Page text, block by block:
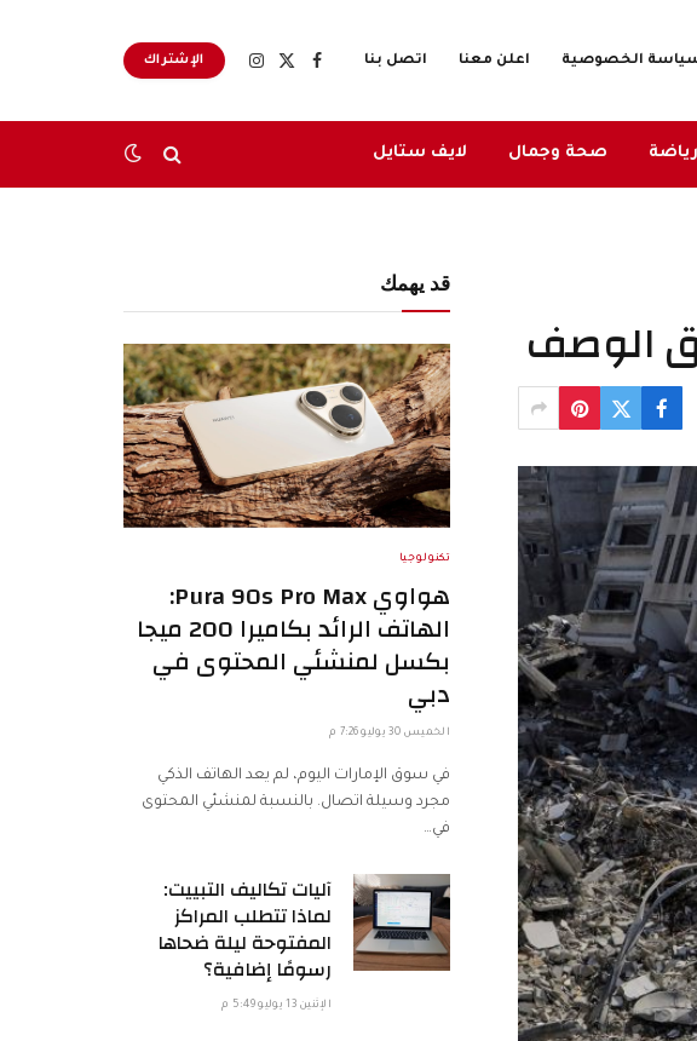
الخصوصية اعلن معنا اتصل بنا
فيسبوك
X
الانستغرام
الإشتراك
رياضة صحة وجمال لايف ستايل
الوصف
قد يهمك
تكنولوجيا
هواوي Pura 90s Pro Max:
الهاتف الرائد بكاميرا 200 ميجا
بكسل لمنشئي المحتوى في
دبي
الخميس 30 يوليو 7:26 م
في سوق الإمارات اليوم، لم يعد الهاتف الذكي
مجرد وسيلة اتصال. بالنسبة لمنشئي المحتوى
في…
آليات تكاليف التبييت:
لماذا تتطلب المراكز
المفتوحة ليلة ضحاها
رسومًا إضافية؟
الإثنين 13 يوليو 5:49 م